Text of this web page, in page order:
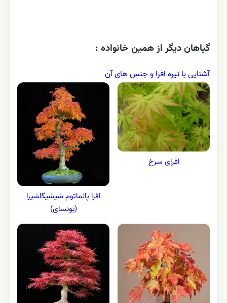
گياهان ديگر از همين خانواده :
آشنایی با تیره افرا و جنس های آن
افرای سرخ
افرا پالماتوم شیشیگاشیرا
(بونسای)